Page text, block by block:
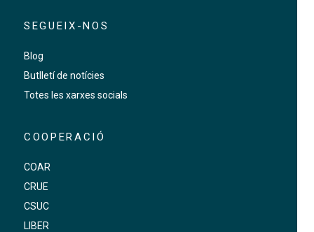
SEGUEIX-NOS
Blog
Butlletí de notícies
Totes les xarxes socials
COOPERACIÓ
COAR
CRUE
CSUC
LIBER